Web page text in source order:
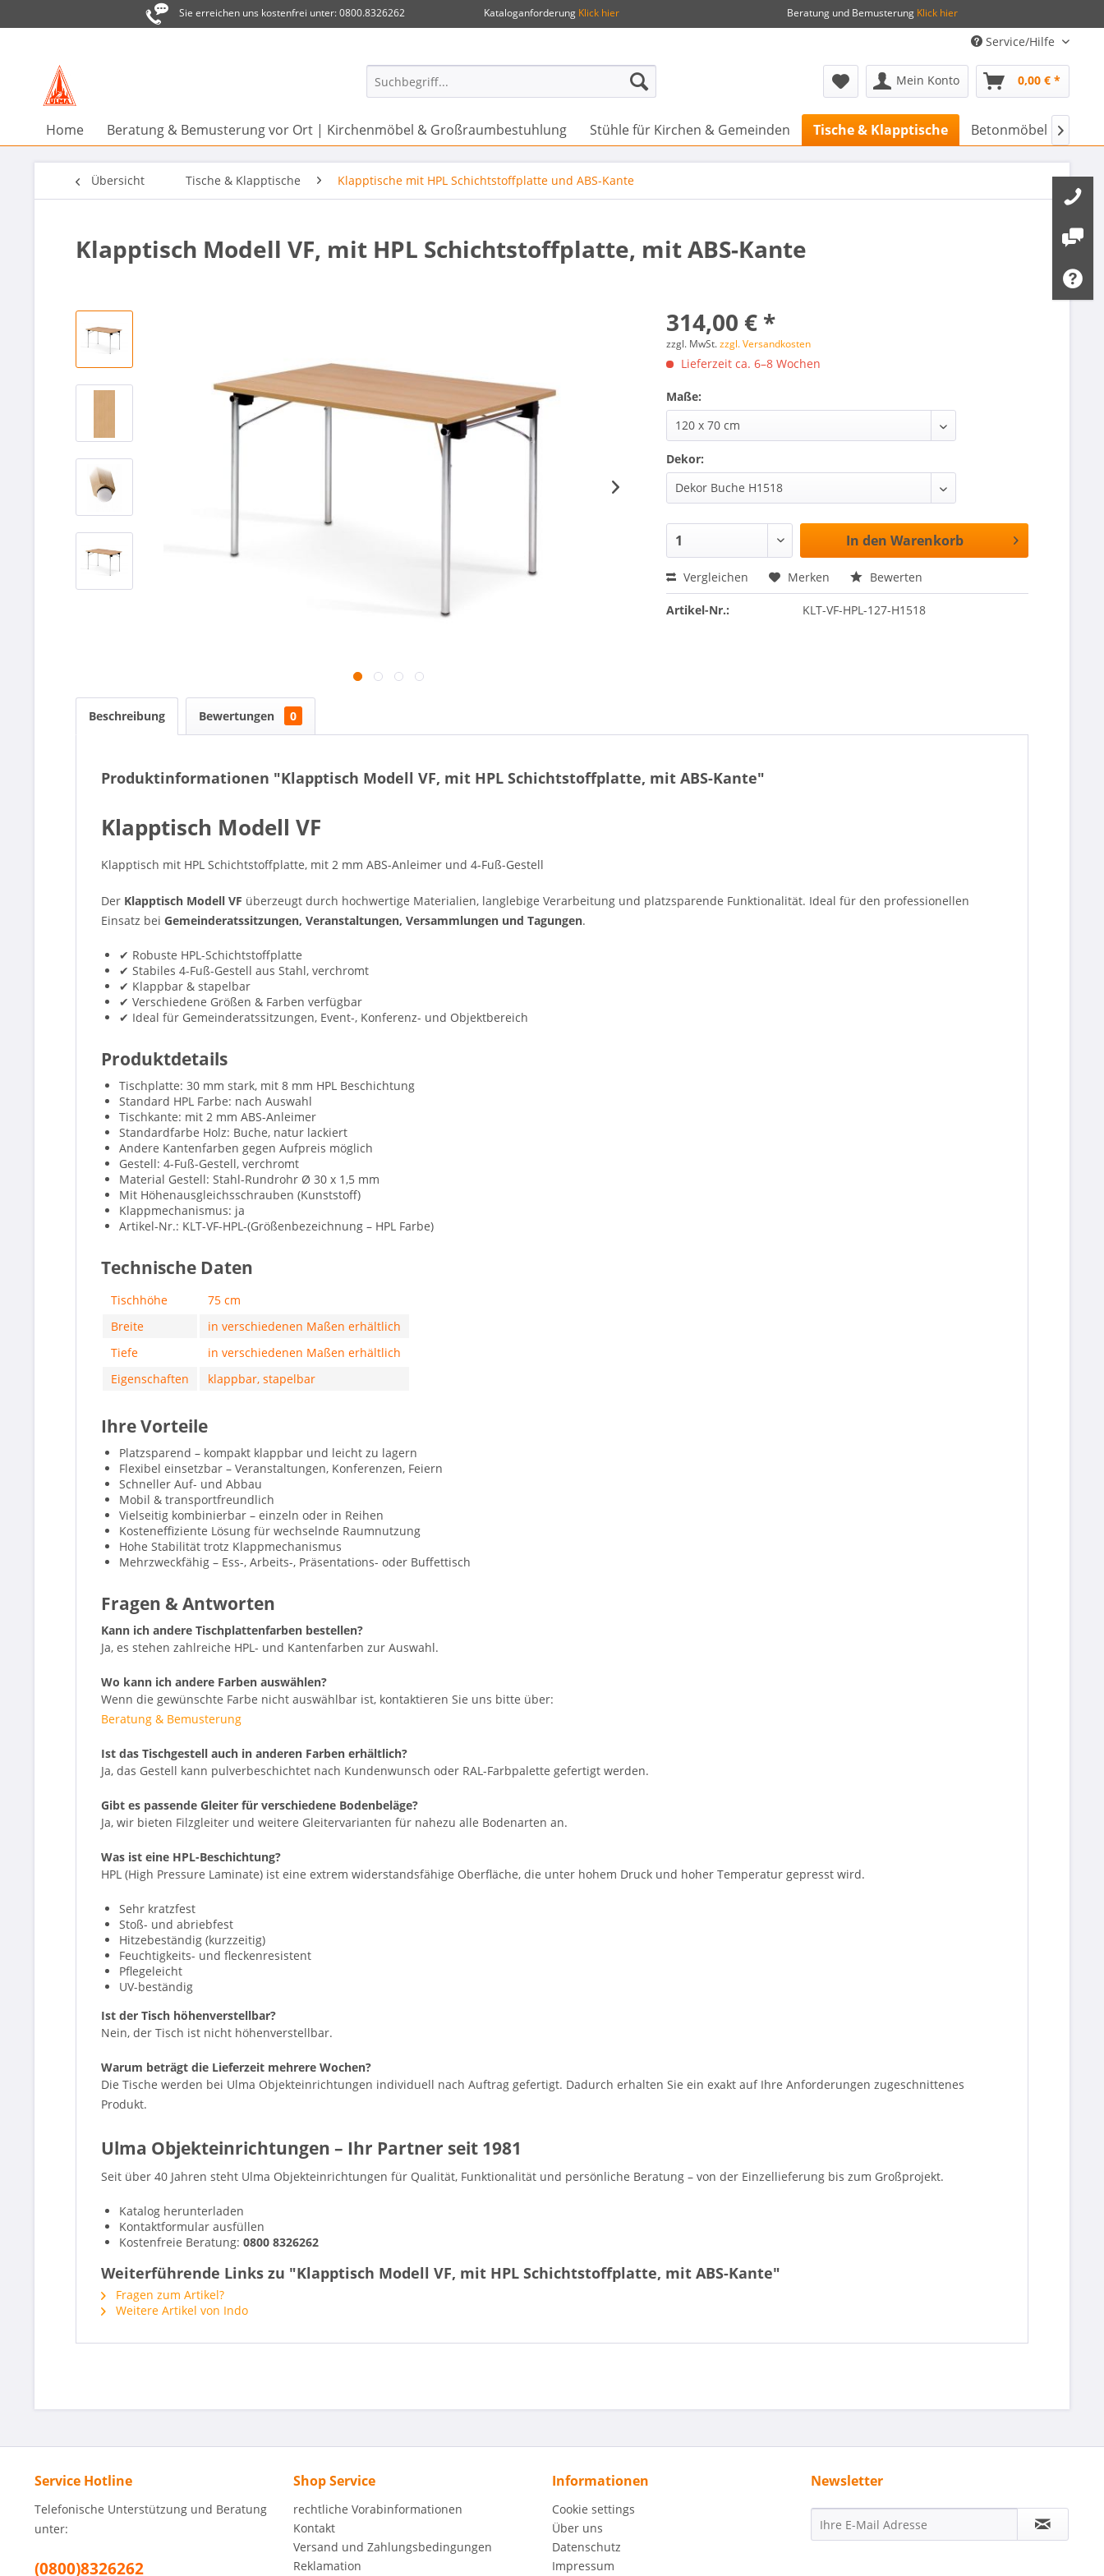
Sie erreichen uns kostenfrei unter: 0800.8326262 Kataloganforderung Klick hier Beratung und BemusterungKlick hier
Service/Hilfe
Mein Konto 0,00 € *
Home Beratung & Bemusterung vor Ort | Kirchenmöbel & Großraumbestuhlung Stühle für Kirchen & Gemeinden Tische & Klapptische Betonmöbel &
Übersicht Tische & Klapptische Klapptische mit HPL Schichtstoffplatte und ABS-Kante
Klapptisch Modell VF, mit HPL Schichtstoffplatte, mit ABS-Kante
314,00 € *
zzgl. MwSt.zzgl. Versandkosten
Lieferzeit ca. 6–8 Wochen
Maße:
Dekor:
In den Warenkorb
Vergleichen Merken Bewerten
Artikel-Nr.: KLT-VF-HPL-127-H1518
Beschreibung Bewertungen 0
Produktinformationen "Klapptisch Modell VF, mit HPL Schichtstoffplatte, mit ABS-Kante"
Klapptisch Modell VF
Klapptisch mit HPL Schichtstoffplatte, mit 2 mm ABS-Anleimer und 4-Fuß-Gestell
Der Klapptisch Modell VF überzeugt durch hochwertige Materialien, langlebige Verarbeitung und platzsparende Funktionalität. Ideal für den professionellen
Einsatz bei Gemeinderatssitzungen, Veranstaltungen, Versammlungen und Tagungen.
✔ Robuste HPL-Schichtstoffplatte
✔ Stabiles 4-Fuß-Gestell aus Stahl, verchromt
✔ Klappbar & stapelbar
✔ Verschiedene Größen & Farben verfügbar
✔ Ideal für Gemeinderatssitzungen, Event-, Konferenz- und Objektbereich
Produktdetails
Tischplatte: 30 mm stark, mit 8 mm HPL Beschichtung
Standard HPL Farbe: nach Auswahl
Tischkante: mit 2 mm ABS-Anleimer
Standardfarbe Holz: Buche, natur lackiert
Andere Kantenfarben gegen Aufpreis möglich
Gestell: 4-Fuß-Gestell, verchromt
Material Gestell: Stahl-Rundrohr Ø 30 x 1,5 mm
Mit Höhenausgleichsschrauben (Kunststoff)
Klappmechanismus: ja
Artikel-Nr.: KLT-VF-HPL-(Größenbezeichnung – HPL Farbe)
Technische Daten
Tischhöhe
75 cm
Breite
in verschiedenen Maßen erhältlich
Tiefe
in verschiedenen Maßen erhältlich
Eigenschaften
klappbar, stapelbar
Ihre Vorteile
Platzsparend – kompakt klappbar und leicht zu lagern
Flexibel einsetzbar – Veranstaltungen, Konferenzen, Feiern
Schneller Auf- und Abbau
Mobil & transportfreundlich
Vielseitig kombinierbar – einzeln oder in Reihen
Kosteneffiziente Lösung für wechselnde Raumnutzung
Hohe Stabilität trotz Klappmechanismus
Mehrzweckfähig – Ess-, Arbeits-, Präsentations- oder Buffet­tisch
Fragen & Antworten
Kann ich andere Tischplattenfarben bestellen?
Ja, es stehen zahlreiche HPL- und Kantenfarben zur Auswahl.
Wo kann ich andere Farben auswählen?
Wenn die gewünschte Farbe nicht auswählbar ist, kontaktieren Sie uns bitte über:
Beratung & Bemusterung
Ist das Tischgestell auch in anderen Farben erhältlich?
Ja, das Gestell kann pulverbeschichtet nach Kundenwunsch oder RAL-Farbpalette gefertigt werden.
Gibt es passende Gleiter für verschiedene Bodenbeläge?
Ja, wir bieten Filzgleiter und weitere Gleitervarianten für nahezu alle Bodenarten an.
Was ist eine HPL-Beschichtung?
HPL (High Pressure Laminate) ist eine extrem widerstandsfähige Oberfläche, die unter hohem Druck und hoher Temperatur gepresst wird.
Sehr kratzfest
Stoß- und abriebfest
Hitzebeständig (kurzzeitig)
Feuchtigkeits- und fleckenresistent
Pflegeleicht
UV-beständig
Ist der Tisch höhenverstellbar?
Nein, der Tisch ist nicht höhenverstellbar.
Warum beträgt die Lieferzeit mehrere Wochen?
Die Tische werden bei Ulma Objekteinrichtungen individuell nach Auftrag gefertigt. Dadurch erhalten Sie ein exakt auf Ihre Anforderungen zugeschnittenes
Produkt.
Ulma Objekteinrichtungen – Ihr Partner seit 1981
Seit über 40 Jahren steht Ulma Objekteinrichtungen für Qualität, Funktionalität und persönliche Beratung – von der Einzellieferung bis zum Großprojekt.
Katalog herunterladen
Kontaktformular ausfüllen
Kostenfreie Beratung: 0800 8326262
Weiterführende Links zu "Klapptisch Modell VF, mit HPL Schichtstoffplatte, mit ABS-Kante"
Fragen zum Artikel?
Weitere Artikel von Indo
Service Hotline
Telefonische Unterstützung und Beratung
unter:
(0800)8326262
Shop Service
rechtliche Vorabinformationen
Kontakt
Versand und Zahlungsbedingungen
Reklamation
Informationen
Cookie settings
Über uns
Datenschutz
Impressum
Newsletter